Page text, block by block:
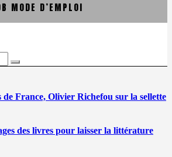
MODE D’EMPLOI
de France, Olivier Richefou sur la sellette
des livres pour laisser la littérature